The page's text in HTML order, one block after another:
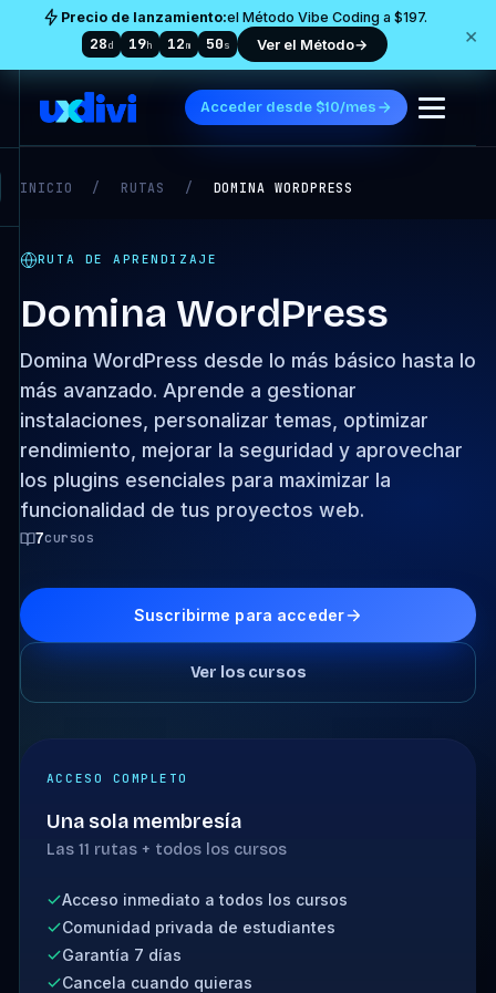
Precio de lanzamiento:el Método Vibe Coding a $197.
28d 19h 12m 49s Ver el Método→ ×
Acceder desde $10/mes
INICIO / RUTAS / DOMINA WORDPRESS
RUTA DE APRENDIZAJE
Domina WordPress
Domina WordPress desde lo más básico hasta lo
más avanzado. Aprende a gestionar
instalaciones, personalizar temas, optimizar
rendimiento, mejorar la seguridad y aprovechar
los plugins esenciales para maximizar la
funcionalidad de tus proyectos web.
7cursos
Suscribirme para acceder
Ver los cursos
ACCESO COMPLETO
Una sola membresía
Las 11 rutas + todos los cursos
Acceso inmediato a todos los cursos
Comunidad privada de estudiantes
Garantía 7 días
Cancela cuando quieras